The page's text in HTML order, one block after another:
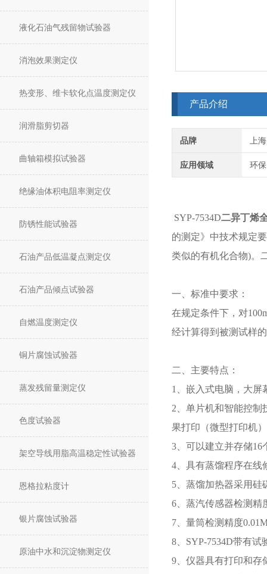
液化石油气残留物试验器
消泡效果测定仪
热变形、维卡软化点温度测定仪
润滑脂剪切器
曲轴箱模拟试验器
绝缘油体积电阻率测定仪
防锈性能试验器
石油产品低温凝点测定仪
石油产品倾点试验器
自燃温度测定仪
铜片腐蚀试验器
蒸发残留量测定仪
色度试验器
架空导线用脂高温稳定性试验器
恩格拉粘度计
银片腐蚀试验器
原油中水和沉淀物测定仪
产品介绍
品牌 上
应用领域 环
SYP-7534D二异丁烯
的测定》中技术规定
类似的有机化合物)。
一、标准中要求：
在规定条件下，对
经计算得到被测试样
二、主要特点：
1、嵌入式电脑，大屏
2、单片机和智能控制
果打印（微型打印机
3、可以建立并存储16
4、具有蒸馏程序在线
5、蒸馏加热器采用硅
6、蒸汽传感器检测精
7、量筒检测精度
8、SYP-7534D带有
9、仪器具有打印和存